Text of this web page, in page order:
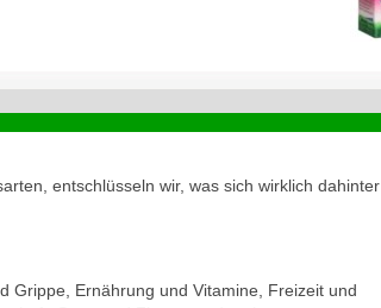
entschlüsseln wir, was sich wirklich dahinter
Grippe, Ernährung und Vitamine, Freizeit und